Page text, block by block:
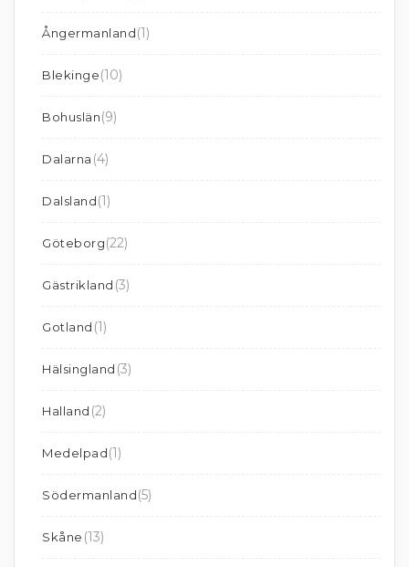
Ångermanland(1)
Blekinge(10)
Bohuslän(9)
Dalarna (4)
Dalsland(1)
Göteborg(22)
Gästrikland (3)
Gotland (1)
Hälsingland (3)
Halland (2)
Medelpad(1)
Södermanland(5)
Skåne (13)